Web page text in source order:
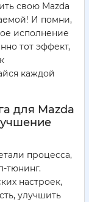
свою Mazda
И помни,
исполнение
тот эффект,
каждой
для Mazda
процесса,
тюнинг.
настроек,
улучшить